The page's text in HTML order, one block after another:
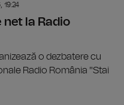
19:24
net la Radio
o dezbatere cu
Radio România "Stai